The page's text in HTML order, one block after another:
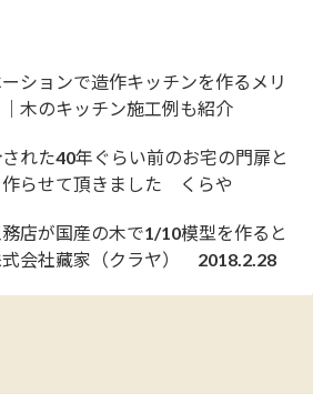
ションで造作キッチンを作るメリ
木のキッチン施工例も紹介
れた40年ぐらい前のお宅の門扉と
作らせて頂きました くらや
店が国産の木で1/10模型を作ると
社藏家（クラヤ） 2018.2.28